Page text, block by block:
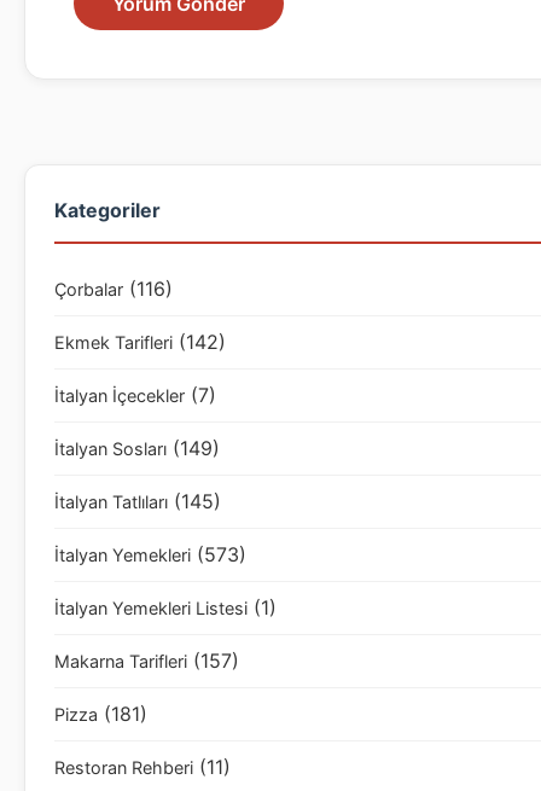
Kategoriler
Çorbalar (116)
Ekmek Tarifleri (142)
İtalyan İçecekler (7)
İtalyan Sosları (149)
İtalyan Tatlıları (145)
İtalyan Yemekleri (573)
İtalyan Yemekleri Listesi (1)
Makarna Tarifleri (157)
Pizza (181)
Restoran Rehberi (11)